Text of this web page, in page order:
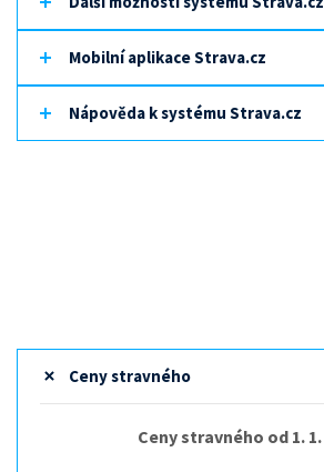
Mobilní aplikace Strava.cz
Nápověda k systému Strava.cz
Ceny stravného
Ceny stravného od 1. 1.